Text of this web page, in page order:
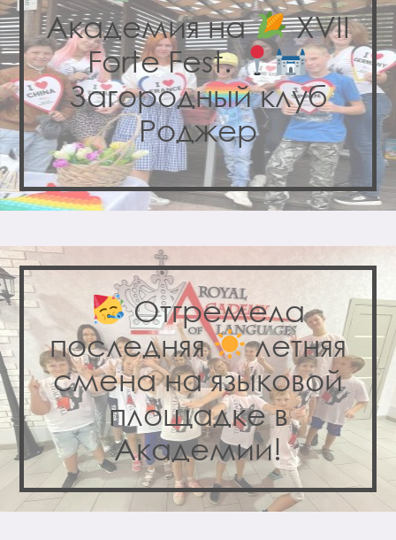
Академия на
XVII
Forte Fest.
Загородный клуб
Роджер
Отгремела
последняя
летняя
смена на языковой
площадке в
Академии!